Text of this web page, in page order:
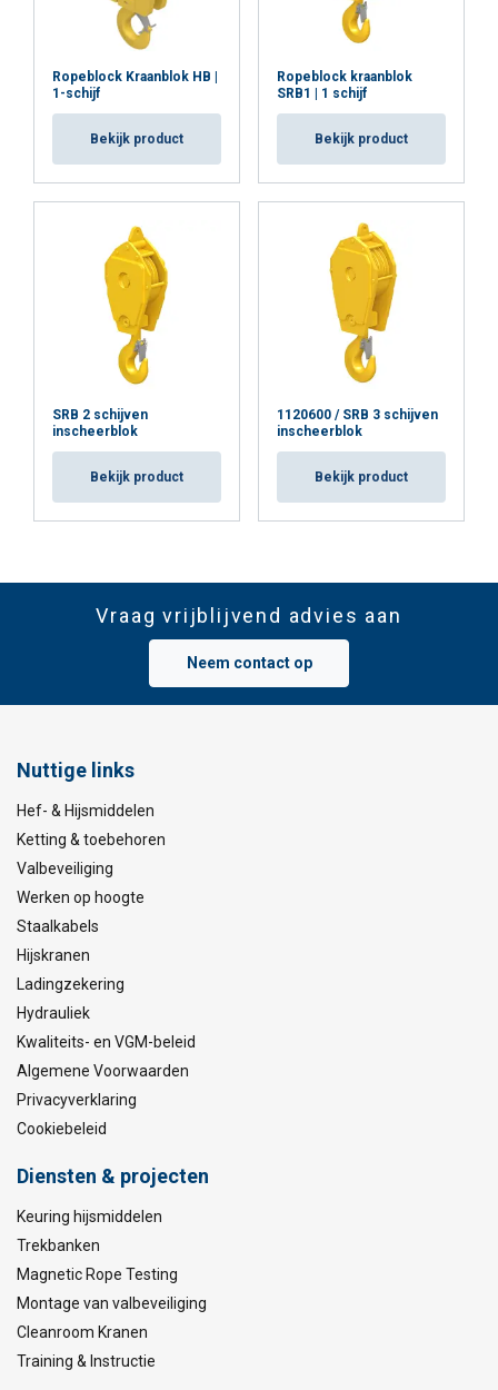
Ropeblock Kraanblok HB |
1-schijf
Bekijk product
Ropeblock kraanblok
SRB1 | 1 schijf
Bekijk product
SRB 2 schijven
inscheerblok
Bekijk product
1120600 / SRB 3 schijven
inscheerblok
Bekijk product
Vraag vrijblijvend advies aan
Neem contact op
Nuttige links
Hef- & Hijsmiddelen
Ketting & toebehoren
Valbeveiliging
Werken op hoogte
Staalkabels
Hijskranen
Ladingzekering
Hydrauliek
Kwaliteits- en VGM-beleid
Algemene Voorwaarden
Privacyverklaring
Cookiebeleid
Diensten & projecten
Keuring hijsmiddelen
Trekbanken
Magnetic Rope Testing
Montage van valbeveiliging
Cleanroom Kranen
Training & Instructie